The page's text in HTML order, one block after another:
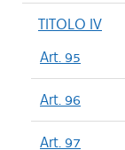
TITOLO IV
Art. 95
Art. 96
Art. 97